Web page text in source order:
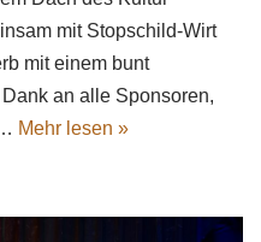
mit Stopschild-Wirt
mit einem bunt
an alle Sponsoren,
Mehr lesen »